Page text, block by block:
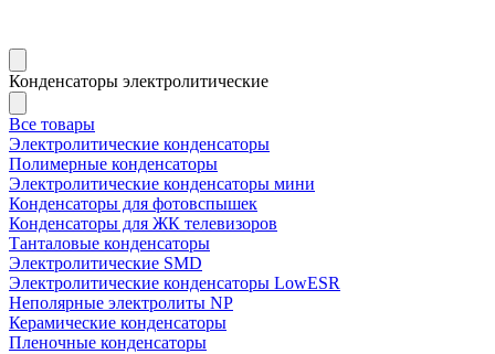
Конденсаторы электролитические
Все товары
Электролитические конденсаторы
Полимерные конденсаторы
Электролитические конденсаторы мини
Конденсаторы для фотовспышек
Конденсаторы для ЖК телевизоров
Танталовые конденсаторы
Электролитические SMD
Электролитические конденсаторы LowESR
Неполярные электролиты NP
Керамические конденсаторы
Пленочные конденсаторы